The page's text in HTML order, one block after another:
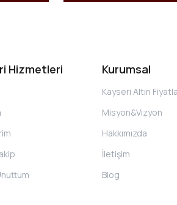
Hizmetleri Kurumsal
Kayseri Altın
Misyon&Vizyon
Hakkımızda
İletişim
Blog